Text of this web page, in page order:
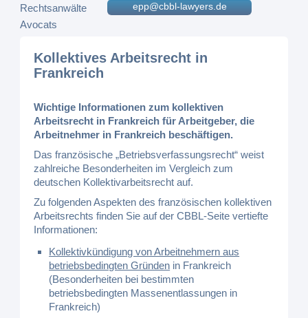
epp@cbbl-lawyers.de
Kollektives Arbeitsrecht in
Frankreich
Wichtige Informationen zum kollektiven
Arbeitsrecht in Frankreich für Arbeitgeber, die
Arbeitnehmer in Frankreich beschäftigen.
Das französische „Betriebsverfassungsrecht“ weist
zahlreiche Besonderheiten im Vergleich zum
deutschen Kollektivarbeitsrecht auf.
Zu folgenden Aspekten des französischen kollektiven
Arbeitsrechts finden Sie auf der CBBL-Seite vertiefte
Informationen:
Kollektivkündigung von Arbeitnehmern aus
betriebsbedingten Gründen in Frankreich
(Besonderheiten bei bestimmten
betriebsbedingten Massenentlassungen in
Frankreich)